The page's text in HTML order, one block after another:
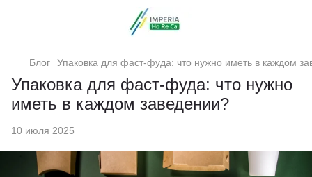
Блог Упаковка для фаст-фуда: что нужно иметь в каждом
Упаковка для фаст-фуда: что нужно
иметь в каждом заведении?
10 июля 2025